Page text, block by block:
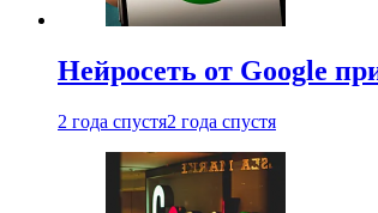
Нейросеть от Google
2 года спустя2 года спустя